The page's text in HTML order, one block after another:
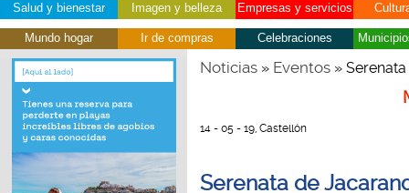
Salud y bienestar Imagen y belleza Empresas y servicios
Mundo hogar Ir de compras Celebraciones
Noticias» Eventos» Serenata
14 - 05 - 19, Castellón
Serenata de